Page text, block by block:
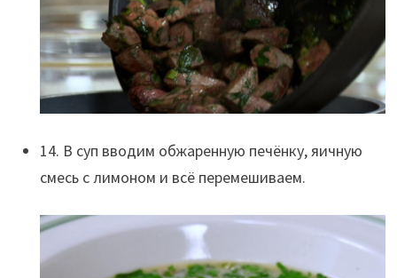
14. В суп вводим обжаренную печёнку, яичную
смесь с лимоном и всё перемешиваем.